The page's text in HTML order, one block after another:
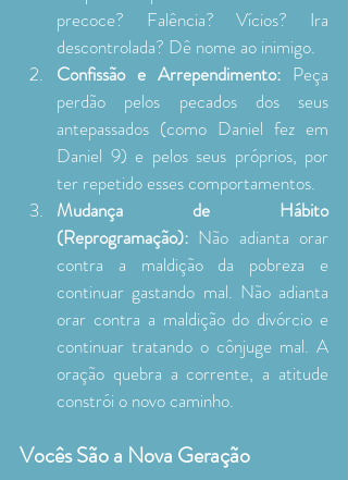
precoce? Falência? Vícios? Ira
descontrolada? Dê nome ao inimigo.
Confissão e Arrependimento: Peça
perdão pelos pecados dos seus
antepassados (como Daniel fez em
Daniel 9) e pelos seus próprios, por
ter repetido esses comportamentos.
Mudança de Hábito
(Reprogramação): Não adianta orar
contra a maldição da pobreza e
continuar gastando mal. Não adianta
orar contra a maldição do divórcio e
continuar tratando o cônjuge mal. A
oração quebra a corrente, a atitude
constrói o novo caminho.
Vocês São a Nova Geração